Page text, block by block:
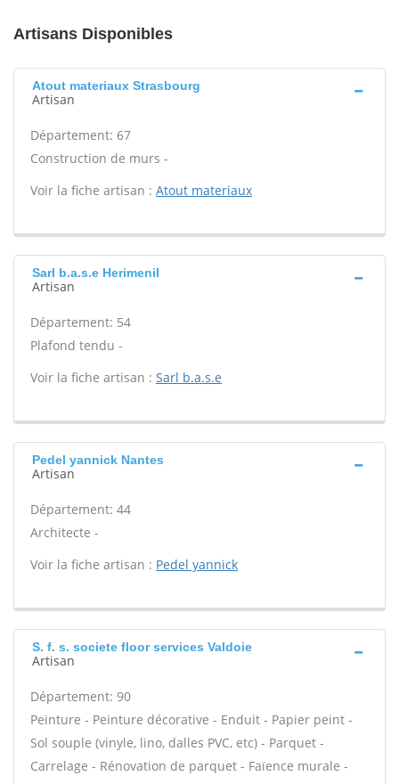
Artisans Disponibles
Atout materiaux Strasbourg
Artisan
Département: 67
Construction de murs -
Voir la fiche artisan : Atout materiaux
Sarl b.a.s.e Herimenil
Artisan
Département: 54
Plafond tendu -
Voir la fiche artisan : Sarl b.a.s.e
Pedel yannick Nantes
Artisan
Département: 44
Architecte -
Voir la fiche artisan : Pedel yannick
S. f. s. societe floor services Valdoie
Artisan
Département: 90
Peinture - Peinture décorative - Enduit - Papier peint -
Sol souple (vinyle, lino, dalles PVC, etc) - Parquet -
Carrelage - Rénovation de parquet - Faïence murale -